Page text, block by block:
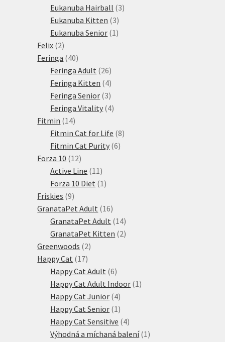
Eukanuba Hairball 33
Eukanuba Kitten 33
produkty
Eukanuba Senior 1 1
Felix 22
produkty
Feringa 4040
produktů
Feringa Adult 2626
produktů
Feringa Kitten 44
produkty
Feringa Senior 33
produkty
Feringa Vitality 44
Fitmin 1414
produktů
Fitmin Cat for Life 88
Fitmin Cat Purity 66
Forza 10 1212
produktů
Active Line 11 11
produktů
Forza 10 Diet 1 1
Friskies 99
produktů
GranataPet Adult 1616
produktů
GranataPet Adult 1414
produktů
GranataPet Kitten 22
Greenwoods 22
Happy Cat 1717
produktů
Happy Cat Adult 66
produktů
Happy Cat Adult Indoor 1 1
Happy Cat Junior 44
produkty
Happy Cat Senior 1 1
produkt
Happy Cat Sensitive 44
produkty
Výhodná a míchaná balení 1 1